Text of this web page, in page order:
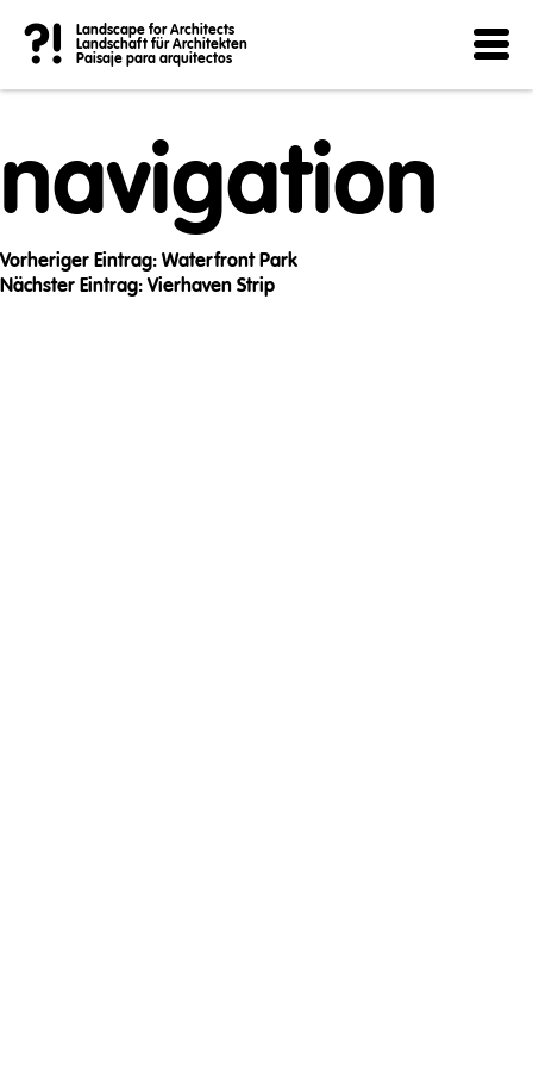
?!
Landscape for Architects
Landschaft für Architekten
Paisaje para arquitectos
Post
navigation
Vorheriger Eintrag: Waterfront Park
Nächster Eintrag: Vierhaven Strip